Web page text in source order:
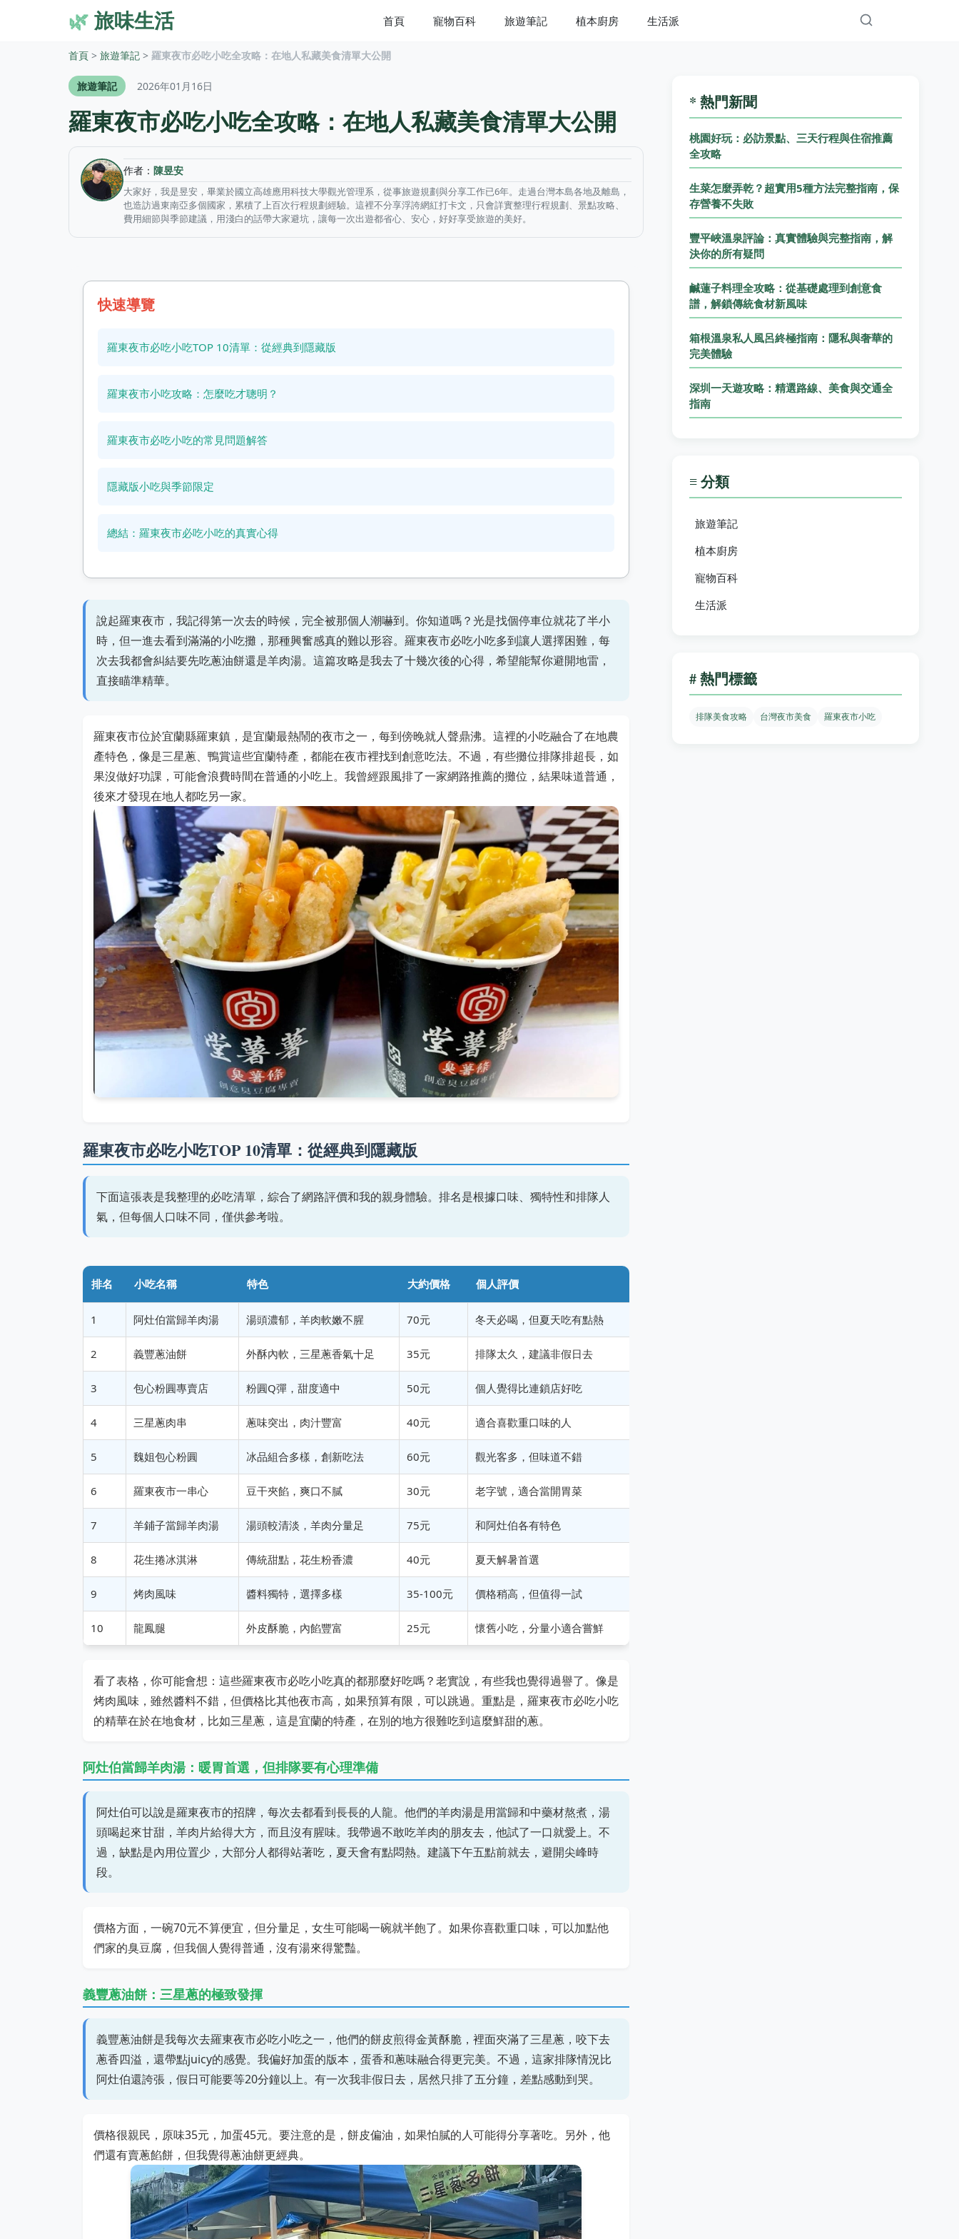
🌿旅味生活 首頁 寵物百科 旅遊筆記 植本廚房 生活派
首頁 > 旅遊筆記 > 羅東夜市必吃小吃全攻略：在地人私藏美食清單大公開
旅遊筆記 2026年01月16日
羅東夜市必吃小吃全攻略：在地人私藏美食清單大公開
作者： 陳昱安
大家好，我是昱安，畢業於國立高雄應用科技大學觀光管理系，從事旅遊規劃與分享工作已6年。走過台灣本島各地及離島，
也造訪過東南亞多個國家，累積了上百次行程規劃經驗。這裡不分享浮誇網紅打卡文，只會詳實整理行程規劃、景點攻略、
費用細節與季節建議，用淺白的話帶大家避坑，讓每一次出遊都省心、安心，好好享受旅遊的美好。
快速導覽
羅東夜市必吃小吃TOP 10清單：從經典到隱藏版
羅東夜市小吃攻略：怎麼吃才聰明？
羅東夜市必吃小吃的常見問題解答
隱藏版小吃與季節限定
總結：羅東夜市必吃小吃的真實心得
說起羅東夜市，我記得第一次去的時候，完全被那個人潮嚇到。你知道嗎？光是找個停車位就花了半小
時，但一進去看到滿滿的小吃攤，那種興奮感真的難以形容。羅東夜市必吃小吃多到讓人選擇困難，每
次去我都會糾結要先吃蔥油餅還是羊肉湯。這篇攻略是我去了十幾次後的心得，希望能幫你避開地雷，
直接瞄準精華。
羅東夜市位於宜蘭縣羅東鎮，是宜蘭最熱鬧的夜市之一，每到傍晚就人聲鼎沸。這裡的小吃融合了在地農
產特色，像是三星蔥、鴨賞這些宜蘭特產，都能在夜市裡找到創意吃法。不過，有些攤位排隊排超長，如
果沒做好功課，可能會浪費時間在普通的小吃上。我曾經跟風排了一家網路推薦的攤位，結果味道普通，
後來才發現在地人都吃另一家。
羅東夜市必吃小吃TOP 10清單：從經典到隱藏版
下面這張表是我整理的必吃清單，綜合了網路評價和我的親身體驗。排名是根據口味、獨特性和排隊人
氣，但每個人口味不同，僅供參考啦。
排名 小吃名稱 特色 大約價格 個人評價
1 阿灶伯當歸羊肉湯 湯頭濃郁，羊肉軟嫩不腥 70元 冬天必喝，但夏天吃有點熱
2 義豐蔥油餅 外酥內軟，三星蔥香氣十足 35元 排隊太久，建議非假日去
3 包心粉圓專賣店 粉圓Q彈，甜度適中 50元 個人覺得比連鎖店好吃
4 三星蔥肉串 蔥味突出，肉汁豐富 40元 適合喜歡重口味的人
5 魏姐包心粉圓 冰品組合多樣，創新吃法 60元 觀光客多，但味道不錯
6 羅東夜市一串心 豆干夾餡，爽口不膩 30元 老字號，適合當開胃菜
7 羊鋪子當歸羊肉湯 湯頭較清淡，羊肉分量足 75元 和阿灶伯各有特色
8 花生捲冰淇淋 傳統甜點，花生粉香濃 40元 夏天解暑首選
9 烤肉風味 醬料獨特，選擇多樣 35-100元 價格稍高，但值得一試
10 龍鳳腿 外皮酥脆，內餡豐富 25元 懷舊小吃，分量小適合嘗鮮
看了表格，你可能會想：這些羅東夜市必吃小吃真的都那麼好吃嗎？老實說，有些我也覺得過譽了。像是
烤肉風味，雖然醬料不錯，但價格比其他夜市高，如果預算有限，可以跳過。重點是，羅東夜市必吃小吃
的精華在於在地食材，比如三星蔥，這是宜蘭的特產，在別的地方很難吃到這麼鮮甜的蔥。
阿灶伯當歸羊肉湯：暖胃首選，但排隊要有心理準備
阿灶伯可以說是羅東夜市的招牌，每次去都看到長長的人龍。他們的羊肉湯是用當歸和中藥材熬煮，湯
頭喝起來甘甜，羊肉片給得大方，而且沒有腥味。我帶過不敢吃羊肉的朋友去，他試了一口就愛上。不
過，缺點是內用位置少，大部分人都得站著吃，夏天會有點悶熱。建議下午五點前就去，避開尖峰時
段。
價格方面，一碗70元不算便宜，但分量足，女生可能喝一碗就半飽了。如果你喜歡重口味，可以加點他
們家的臭豆腐，但我個人覺得普通，沒有湯來得驚豔。
義豐蔥油餅：三星蔥的極致發揮
義豐蔥油餅是我每次去羅東夜市必吃小吃之一，他們的餅皮煎得金黃酥脆，裡面夾滿了三星蔥，咬下去
蔥香四溢，還帶點juicy的感覺。我偏好加蛋的版本，蛋香和蔥味融合得更完美。不過，這家排隊情況比
阿灶伯還誇張，假日可能要等20分鐘以上。有一次我非假日去，居然只排了五分鐘，差點感動到哭。
價格很親民，原味35元，加蛋45元。要注意的是，餅皮偏油，如果怕膩的人可能得分享著吃。另外，他
們還有賣蔥餡餅，但我覺得蔥油餅更經典。
* 熱門新聞
桃園好玩：必訪景點、三天行程與住宿推薦
全攻略
生菜怎麼弄乾？超實用5種方法完整指南，保
存營養不失敗
豐平峽溫泉評論：真實體驗與完整指南，解
決你的所有疑問
鹹蓮子料理全攻略：從基礎處理到創意食
譜，解鎖傳統食材新風味
箱根溫泉私人風呂終極指南：隱私與奢華的
完美體驗
深圳一天遊攻略：精選路線、美食與交通全
指南
≡ 分類
旅遊筆記
植本廚房
寵物百科
生活派
# 熱門標籤
排隊美食攻略 台灣夜市美食 羅東夜市小吃